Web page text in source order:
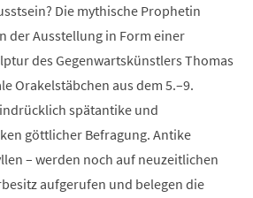
Die mythische Prophetin
der Ausstellung in Form einer
des Gegenwartskünstlers Thomas
Orakelstäbchen aus dem 5.–9.
spätantike und
göttlicher Befragung. Antike
– werden noch auf neuzeitlichen
aufgerufen und belegen die